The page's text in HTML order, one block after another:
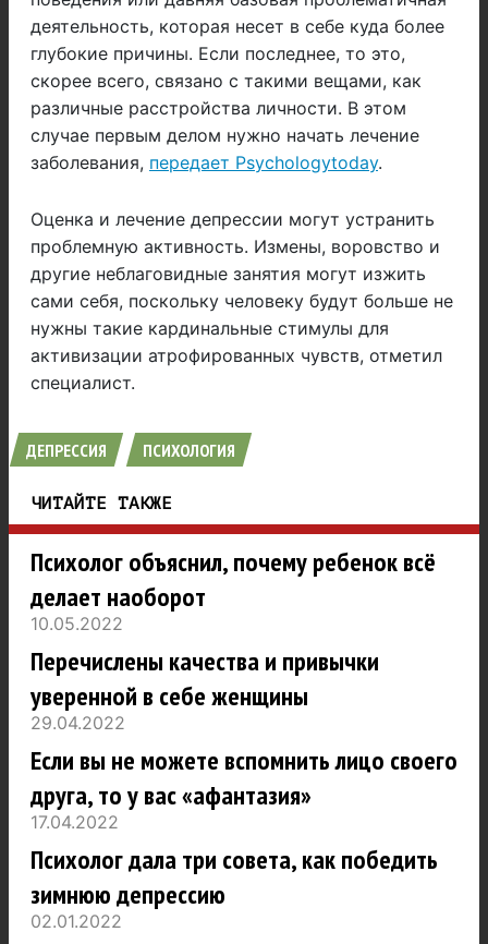
деятельность, которая несет в себе куда более
глубокие причины. Если последнее, то это,
скорее всего, связано с такими вещами, как
различные расстройства личности. В этом
случае первым делом нужно начать лечение
заболевания, передает Рsychologytoday.
Оценка и лечение депрессии могут устранить
проблемную активность. Измены, воровство и
другие неблаговидные занятия могут изжить
сами себя, поскольку человеку будут больше не
нужны такие кардинальные стимулы для
активизации атрофированных чувств, отметил
специалист.
ДЕПРЕССИЯ ПСИХОЛОГИЯ
ЧИТАЙТЕ ТАКЖЕ
Психолог объяснил, почему ребенок всё
делает наоборот
10.05.2022
Перечислены качества и привычки
уверенной в себе женщины
29.04.2022
Если вы не можете вспомнить лицо своего
друга, то у вас «афантазия»
17.04.2022
Психолог дала три совета, как победить
зимнюю депрессию
02.01.2022